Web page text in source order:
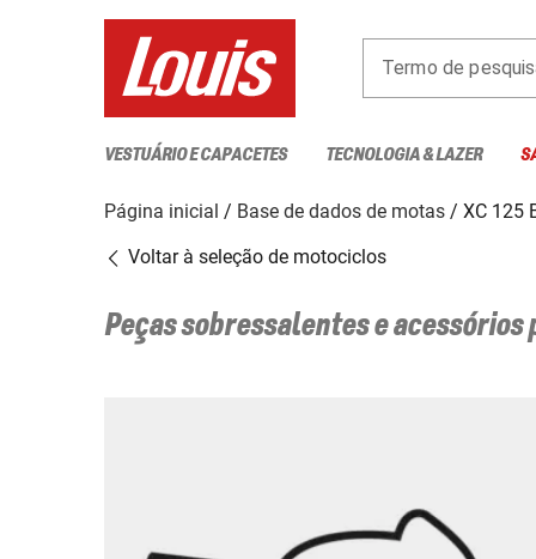
Termo de
VESTUÁRIO E CAPACETES TECNOLOGIA & LAZER
Página inicial Base de dados de motas
XC 125
Voltar à seleção de motociclos
Peças sobressalentes e acessórios